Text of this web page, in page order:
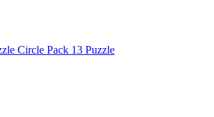
Circle Pack 13 Puzzle